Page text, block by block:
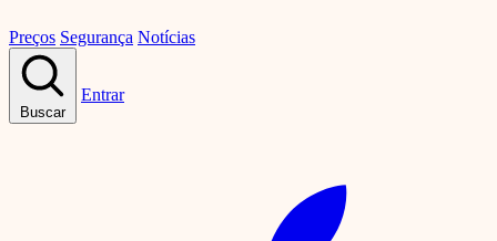
Preços Segurança Notícias
Buscar
Entrar